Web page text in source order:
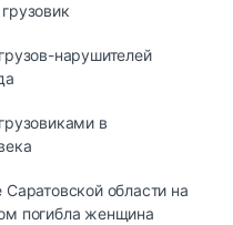
нарушителей
в
области на
погибла женщина